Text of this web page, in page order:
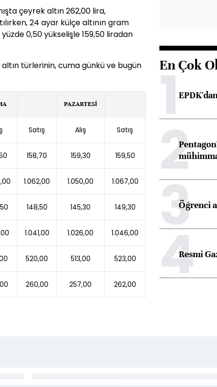
çeyrek altın 262,00 lira,
24 ayar külçe altının gram
0,50 yükselişle 159,50 liradan
altın türlerinin, cuma günkü ve bugün
PAZARTESİ
Satış Alış Satış
158,70 159,30 159,50
1.062,00 1.050,00 1.067,00
148,50 145,30 149,30
1.041,00 1.026,00 1.046,00
520,00 513,00 523,00
260,00 257,00 262,00
En Çok
1
2
3Öğrenci
4
Resmi